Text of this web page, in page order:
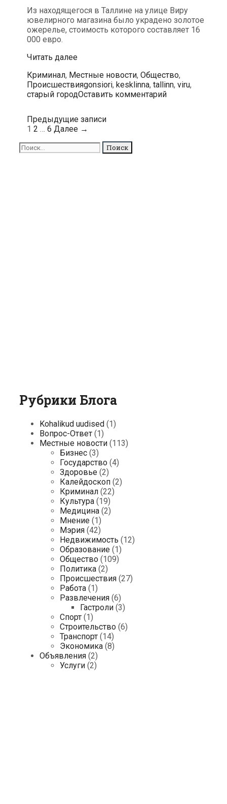
Из находящегося в Таллине на улице Виру
ювелирного магазина было украдено золотое
ожерелье, стоимость которого составляет 16
000 евро.
Читать далееИз
магазина
на
улице
ожерелье
стоимостью
16
000
Рубрики
Криминал, Местные новости, Общество,
ПроисшествияМетки
gonsiori, kesklinna, tallinn, viru,
старый городОставить комментарий
Навигация
по
Предыдущие записи
1 2 … 6 Далее →
Поиск
для:
Рубрики Блога
Kohalikud uudised (1)
Вопрос-Ответ (1)
Местные новости (113)
Бизнес (3)
Государство (4)
Здоровье (2)
Калейдоскоп (2)
Криминал (22)
Культура (19)
Медицина (2)
Мнение (1)
Мэрия (42)
Недвижимость (12)
Образование (1)
Общество (109)
Политика (2)
Происшествия (27)
Работа (1)
Развлечения (6)
Гастроли (3)
Спорт (1)
Строительство (6)
Транспорт (14)
Экономика (8)
Объявления (2)
Услуги (2)